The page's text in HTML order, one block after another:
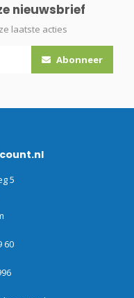
nieuwsbrief
laatste acties
Abonneer
5
60